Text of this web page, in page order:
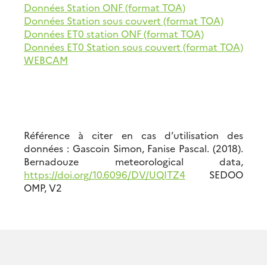
Données Station ONF (format TOA)
Données Station sous couvert (format TOA)
Données ET0 station ONF (format TOA)
Données ET0 Station sous couvert (format TOA)
WEBCAM
Référence à citer en cas d’utilisation des
données : Gascoin Simon, Fanise Pascal. (2018).
Bernadouze meteorological data,
https://doi.org/10.6096/DV/UQITZ4 SEDOO
OMP, V2